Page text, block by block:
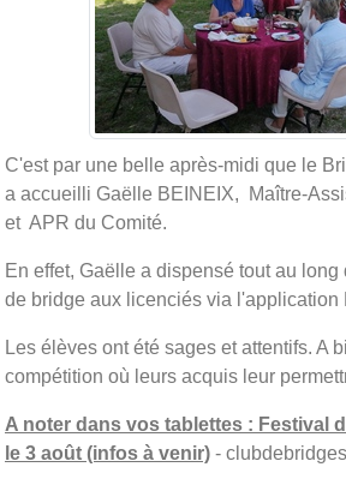
C'est par une belle après-midi que le
a accueilli Gaëlle BEINEIX, Maître-
et APR du Comité.
En effet, Gaëlle a dispensé tout au
de bridge aux licenciés via l'application
Les élèves ont été sages et attentifs. A
compétition où leurs acquis leur
A noter dans vos tablettes : Festival
le 3 août (infos à venir) -